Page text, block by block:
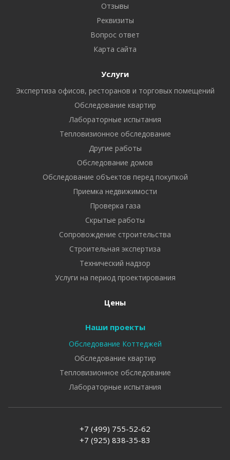
Отзывы
Реквизиты
Вопрос ответ
Карта сайта
Услуги
Экспертиза офисов, ресторанов и торговых помещений
Обследование квартир
Лабораторные испытания
Тепловизионное обследование
Другие работы
Обследование домов
Обследование объектов перед покупкой
Приемка недвижимости
Проверка газа
Скрытые работы
Сопровождение строительства
Строительная экспертиза
Технический надзор
Услуги на период проектирования
Цены
Наши проекты
Обследование Коттеджей
Обследование квартир
Тепловизионное обследование
Лабораторные испытания
+7 (499) 755-52-62
+7 (925) 838-35-83